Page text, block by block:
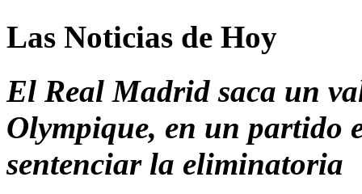
Las Noticias de Hoy
El Real Madrid saca un
Olympique, en un partido
sentenciar la eliminatoria